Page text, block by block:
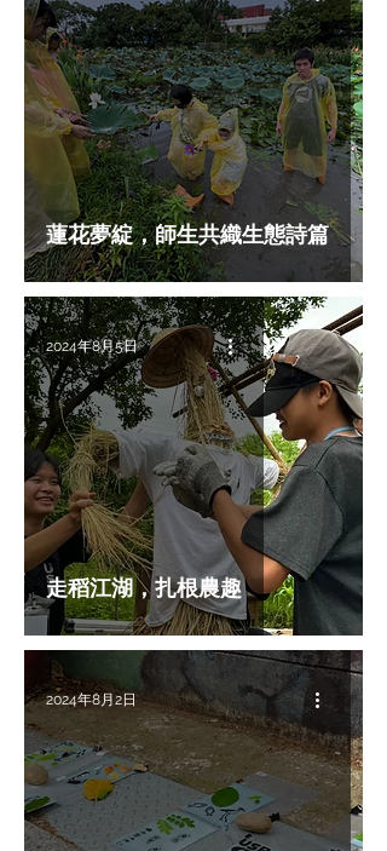
蓮花夢綻，師生共織生態詩篇
走稻江湖，扎根農趣
2024年8月5日
2024年8月2日